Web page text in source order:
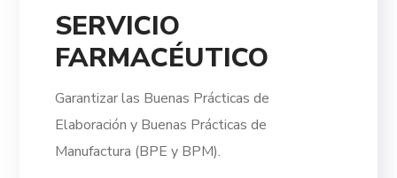
SERVICIO
FARMACÉUTICO
Garantizar las Buenas Prácticas de
Elaboración y Buenas Prácticas de
Manufactura (BPE y BPM).